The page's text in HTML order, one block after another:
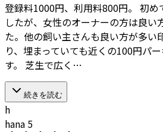
登録料1000円、利用料800円。 初
したが、女性のオーナーの方は良い
た。他の飼い主さんも良い方が多い
り、埋まっていても近くの100円パ
す。 芝生で広く…
続きを読む
h
hana 5